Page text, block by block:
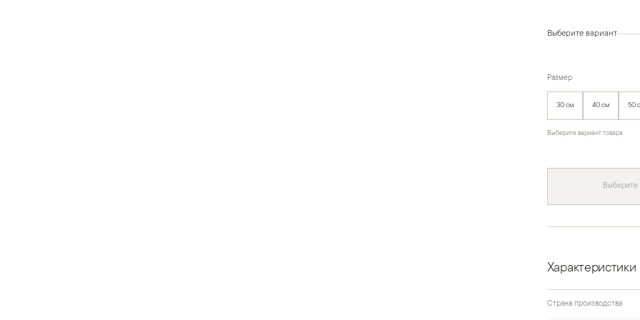
Выберите вариант
Размер
30 см 40 см 50
Выберите вариант товара
Выберите
Характеристики
Страна производства